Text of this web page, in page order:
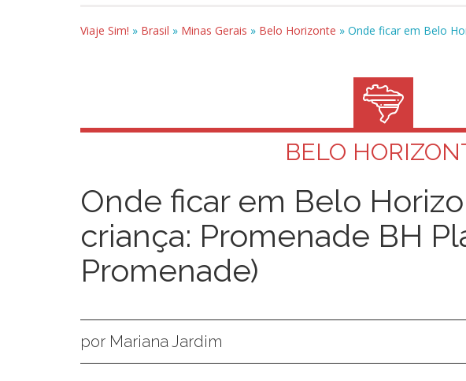
Viaje Sim! » Brasil » Minas Gerais » Belo Horizonte » Onde ficar em Belo
BELO
Onde ficar em Belo
criança: Promenade BH
Promenade)
por Mariana Jardim